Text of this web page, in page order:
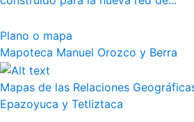
Plano o mapa
Mapoteca Manuel Orozco y Berra
Mapas de las Relaciones
Epazoyuca y Tetliztaca